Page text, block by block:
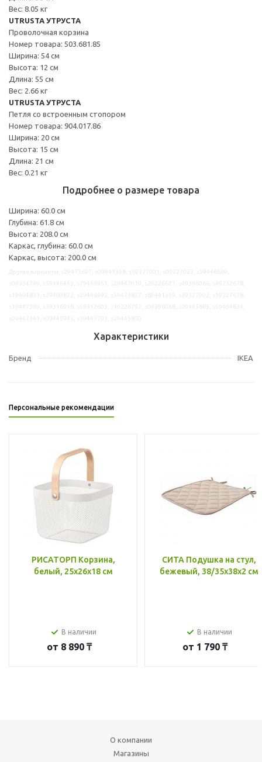
Вес: 8.05 кг
UTRUSTA УТРУСТА
Проволочная корзина
Номер товара: 503.681.85
Ширина: 54 см
Высота: 12 см
Длина: 55 см
Вес: 2.66 кг
UTRUSTA УТРУСТА
Петля со встроенным стопором
Номер товара: 904.017.86
Ширина: 20 см
Высота: 15 см
Длина: 21 см
Вес: 0.21 кг
Подробнее о размере товара
Ширина: 60.0 см
Глубина: 61.8 см
Высота: 208.0 см
Каркас, глубина: 60.0 см
Каркас, высота: 200.0 см
Характеристики
Бренд IKEA
Персональные рекомендации
РИСАТОРП Корзина,
белый, 25x26x18 см
В наличии
от 8 890 ₸
СИТА Подушка на стул,
бежевый, 38/35x38x2 см
В наличии
от 1 790 ₸
О компании
Магазины